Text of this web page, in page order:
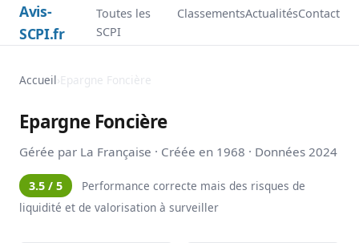
Avis-
SCPI.fr
Toutes les
SCPI
ClassementsActualitésContact
Accueil› Epargne Foncière
Epargne Foncière
Gérée par La Française · Créée en 1968 · Données 2024
3.5 / 5
Performance correcte mais des risques de
liquidité et de valorisation à surveiller